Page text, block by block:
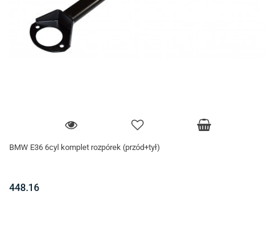
BMW E36 6cyl komplet rozpórek (przód+tył)
448.16